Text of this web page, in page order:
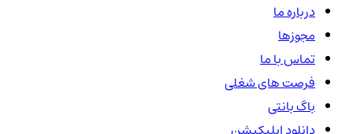
درباره ما
مجوزها
تماس با ما
فرصت های شغلی
باگ بانتی